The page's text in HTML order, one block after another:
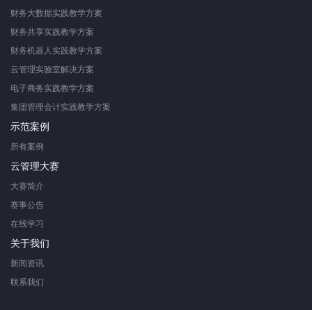
财务大数据实践教学方案
财务共享实践教学方案
财务机器人实践教学方案
云管理实验室解决方案
电子商务实践教学方案
集团管理会计实践教学方案
示范案例
所有案例
云管理大赛
大赛简介
赛事公告
在线学习
关于我们
新闻资讯
联系我们